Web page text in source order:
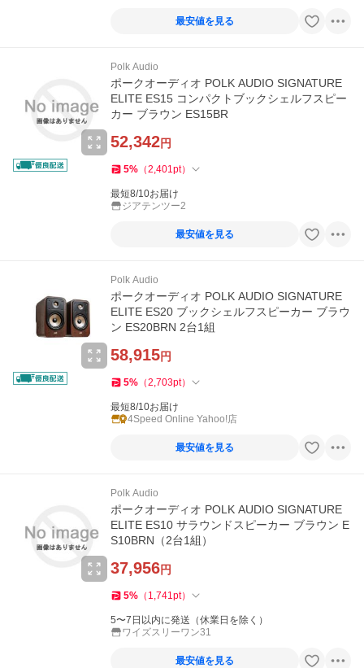
最安値を見る
Polk Audio
ポークオーディオ POLK AUDIO SIGNATURE
ELITE ES15 コンパクトブックシェルフスピー
カー ブラウン ES15BR
52,342円
5% （2,401pt）
最短8/10お届け
ジアテンツー2
最安値を見る
Polk Audio
ポークオーディオ POLK AUDIO SIGNATURE
ELITE ES20 ブックシェルフスピーカー ブラウ
ン ES20BRN 2台1組
58,915円
5% （2,703pt）
最短8/10お届け
4Speed Online Yahoo!店
最安値を見る
Polk Audio
ポークオーディオ POLK AUDIO SIGNATURE
ELITE ES10 サラウンドスピーカー ブラウン E
S10BRN（2台1組）
37,956円
5% （ 1,741pt）
5〜7日以内に発送（休業日を除く）
ワイズスリーワン31
最安値を見る